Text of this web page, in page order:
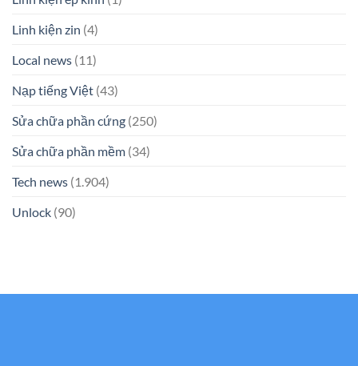
Linh kiện zin (4)
Local news (11)
Nạp tiếng Việt (43)
Sửa chữa phần cứng (250)
Sửa chữa phần mềm (34)
Tech news (1.904)
Unlock (90)